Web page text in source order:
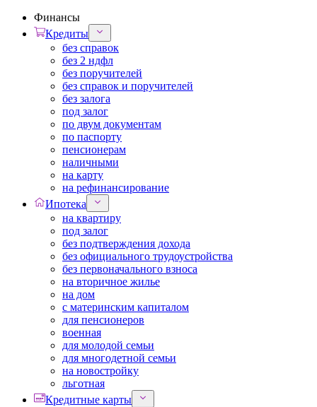
Финансы
Кредиты
без справок
без 2 ндфл
без поручителей
без справок и поручителей
без залога
под залог
по двум документам
по паспорту
пенсионерам
наличными
на карту
на рефинансирование
Ипотека
на квартиру
под залог
без подтверждения дохода
без официального трудоустройства
без первоначального взноса
на вторичное жилье
на дом
с материнским капиталом
для пенсионеров
военная
для молодой семьи
для многодетной семьи
на новостройку
льготная
Кредитные карты